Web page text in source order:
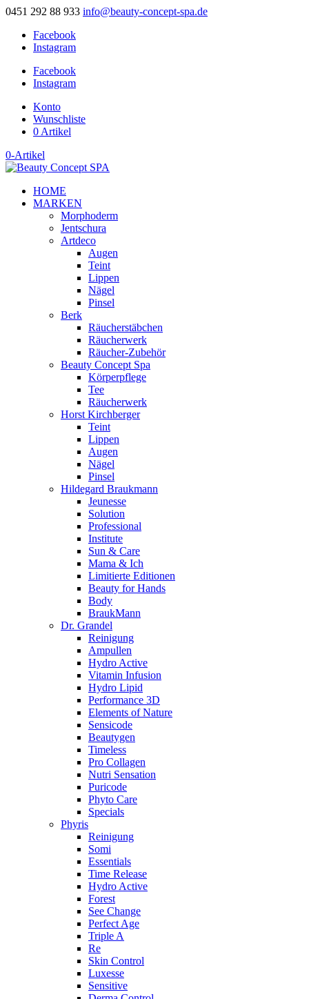
0451 292 88 933 info@beauty-concept-spa.de
Facebook
Instagram
Facebook
Instagram
Konto
Wunschliste
0 Artikel
0-Artikel
HOME
MARKEN
Morphoderm
Jentschura
Artdeco
Augen
Teint
Lippen
Nägel
Pinsel
Berk
Räucherstäbchen
Räucherwerk
Räucher-Zubehör
Beauty Concept Spa
Körperpflege
Tee
Räucherwerk
Horst Kirchberger
Teint
Lippen
Augen
Nägel
Pinsel
Hildegard Braukmann
Jeunesse
Solution
Professional
Institute
Sun & Care
Mama & Ich
Limitierte Editionen
Beauty for Hands
Body
BraukMann
Dr. Grandel
Reinigung
Ampullen
Hydro Active
Vitamin Infusion
Hydro Lipid
Performance 3D
Elements of Nature
Sensicode
Beautygen
Timeless
Pro Collagen
Nutri Sensation
Puricode
Phyto Care
Specials
Phyris
Reinigung
Somi
Essentials
Time Release
Hydro Active
Forest
See Change
Perfect Age
Triple A
Re
Skin Control
Luxesse
Sensitive